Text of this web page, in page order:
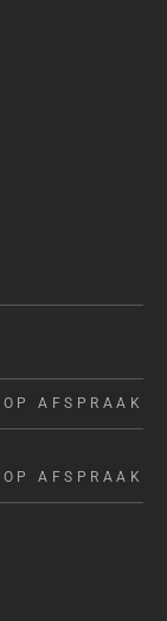
OP AFSPRAAK
OP AFSPRAAK